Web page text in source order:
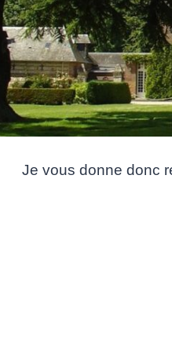
Je vous donne donc